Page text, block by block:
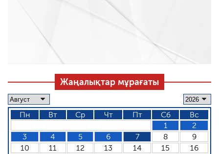
Жаңалықтар мұрағаты
Пн Вт Ср Чт Пт Сб
Вс
1
2
3
4 5 6 7 8
9
10
11 12 13 14 15
16